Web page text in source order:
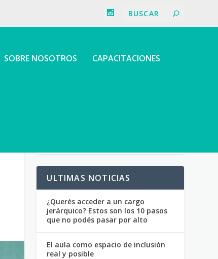
SOBRE NOSOTROS CAPACITACIONES
ULTIMAS NOTICIAS
¿Querés acceder a un cargo
jerárquico? Estos son los 10 pasos
que no podés pasar por alto
El aula como espacio de inclusión
real y posible